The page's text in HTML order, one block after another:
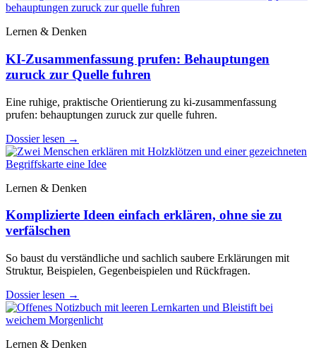
Lernen & Denken
KI-Zusammenfassung prufen: Behauptungen
zuruck zur Quelle fuhren
Eine ruhige, praktische Orientierung zu ki-zusammenfassung
prufen: behauptungen zuruck zur quelle fuhren.
Dossier lesen →
Lernen & Denken
Komplizierte Ideen einfach erklären, ohne sie zu
verfälschen
So baust du verständliche und sachlich saubere Erklärungen mit
Struktur, Beispielen, Gegenbeispielen und Rückfragen.
Dossier lesen →
Lernen & Denken